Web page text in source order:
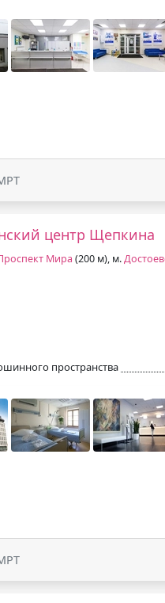
центр Щепкина
Мира (200 м), м.
пространства